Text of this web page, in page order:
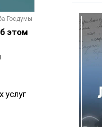
Госдумы
этом
услуг